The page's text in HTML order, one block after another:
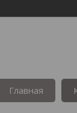
Главная